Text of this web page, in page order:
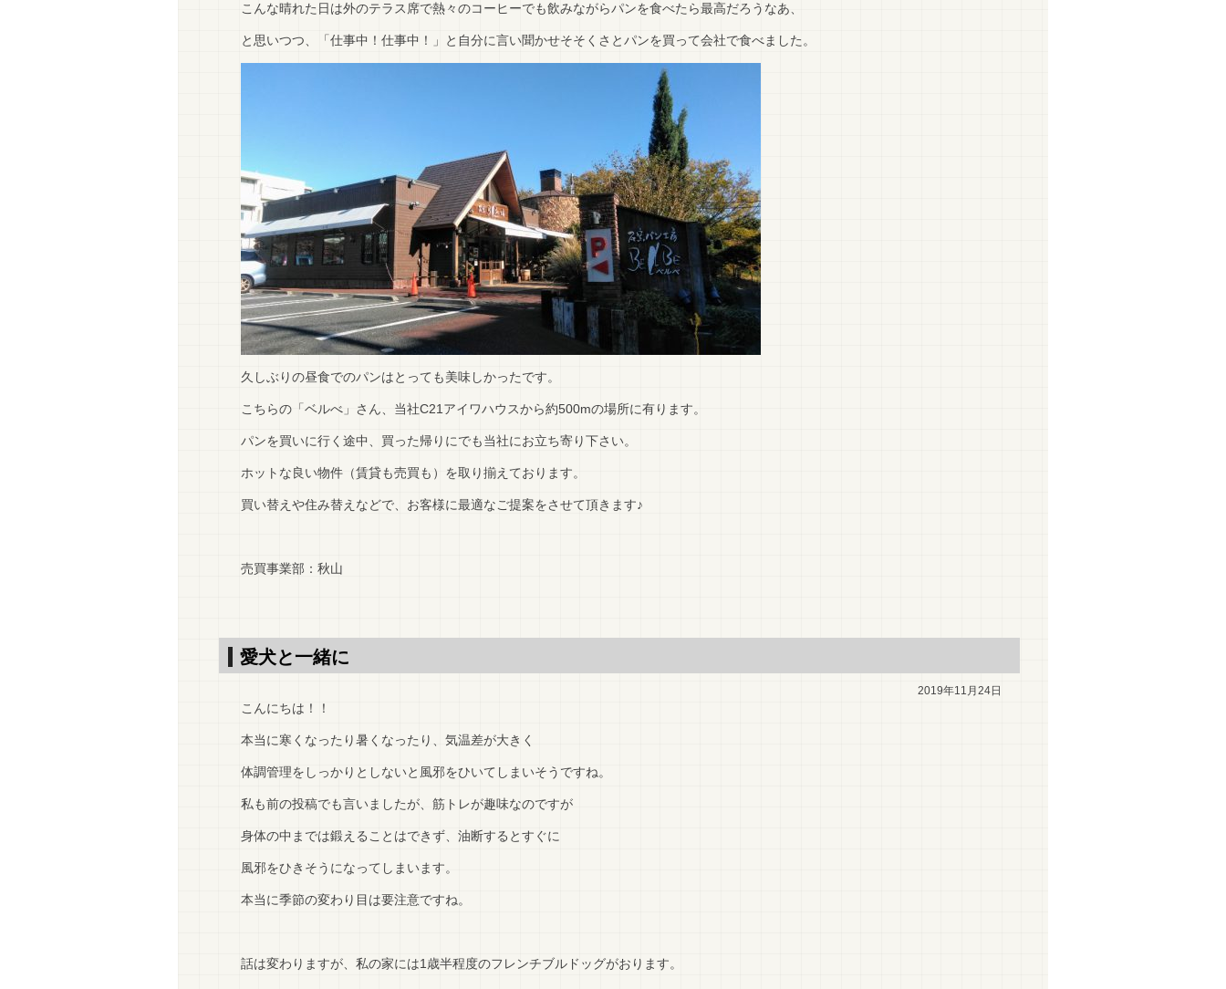
こんな晴れた日は外のテラス席で熱々のコーヒーでも飲みながらパンを食べたら最高だろうなあ、
と思いつつ、「仕事中！仕事中！」と自分に言い聞かせそそくさとパンを買って会社で食べました。
久しぶりの昼食でのパンはとっても美味しかったです。
こちらの「ベルべ」さん、当社C21アイワハウスから約500mの場所に有ります。
パンを買いに行く途中、買った帰りにでも当社にお立ち寄り下さい。
ホットな良い物件（賃貸も売買も）を取り揃えております。
買い替えや住み替えなどで、お客様に最適なご提案をさせて頂きます♪
売買事業部：秋山
愛犬と一緒に
2019年11月24日
こんにちは！！
本当に寒くなったり暑くなったり、気温差が大きく
体調管理をしっかりとしないと風邪をひいてしまいそうですね。
私も前の投稿でも言いましたが、筋トレが趣味なのですが
身体の中までは鍛えることはできず、油断するとすぐに
風邪をひきそうになってしまいます。
本当に季節の変わり目は要注意ですね。
話は変わりますが、私の家には1歳半程度のフレンチブルドッグがおります。